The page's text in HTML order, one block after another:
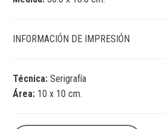
INFORMACIÓN DE IMPRESIÓN
Técnica: Serigrafía
Área: 10 x 10 cm.